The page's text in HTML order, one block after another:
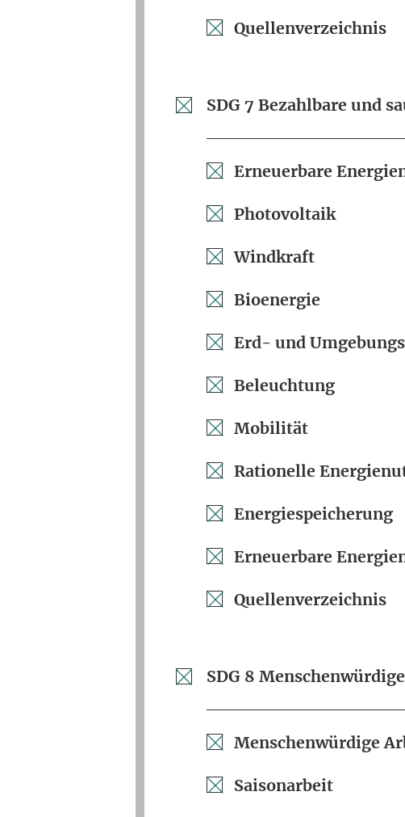
Quellenverzeichnis
SDG 7 Bezahlbare und
Erneuerbare
Photovoltaik
Windkraft
Bioenergie
Erd- und
Beleuchtung
Mobilität
Rationelle
Energiespeicherung
Erneuerbare
Quellenverzeichnis
SDG 8
Menschenwürdige
Saisonarbeit